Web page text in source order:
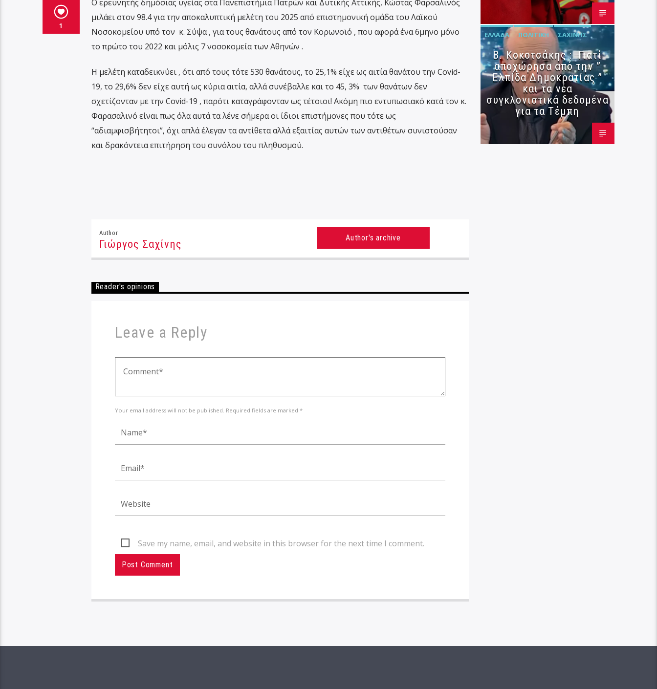
1
Ο ερευνητής δημόσιας υγείας στα Πανεπιστήμια Πατρών και Δυτικής Αττικής, Κώστας Φαρσαλινός
μιλάει στον 98.4 για την αποκαλυπτική μελέτη του 2025 από επιστημονική ομάδα του Λαϊκού
Νοσοκομείου υπό τον κ. Σύψα , για τους θανάτους από τον Κορωνοϊό , που αφορά ένα 6μηνο μόνο
το πρώτο του 2022 και μόλις 7 νοσοκομεία των Αθηνών .
Η μελέτη καταδεικνύει , ότι από τους τότε 530 θανάτους, το 25,1% είχε ως αιτία θανάτου την Covid-
19, το 29,6% δεν είχε αυτή ως κύρια αιτία, αλλά συνέβαλλε και το 45, 3% των θανάτων δεν
σχετίζονταν με την Covid-19 , παρότι καταγράφονταν ως τέτοιοι! Ακόμη πιο εντυπωσιακό κατά τον κ.
Φαρασαλινό είναι πως όλα αυτά τα λένε σήμερα οι ίδιοι επιστήμονες που τότε ως
“αδιαμφισβήτητοι”, όχι απλά έλεγαν τα αντίθετα αλλά εξαιτίας αυτών των αντιθέτων συνιστούσαν
και δρακόντεια επιτήρηση του συνόλου του πληθυσμού.
Author
Γιώργος Σαχίνης Author's archive
Reader's opinions
Leave a Reply
Your email address will not be published. Required fields are marked *
Save my name, email, and website in this browser for the next time I comment.
ΕΛΛΆΔΑ ΠΟΛΙΤΙΚΉ ΣΑΧΊΝΗΣ
Β. Κοκοτσάκης : Γιατί
αποχώρησα από την ”
Ελπίδα Δημοκρατίας ”
και τα νέα
συγκλονιστικά δεδομένα
για τα Τέμπη